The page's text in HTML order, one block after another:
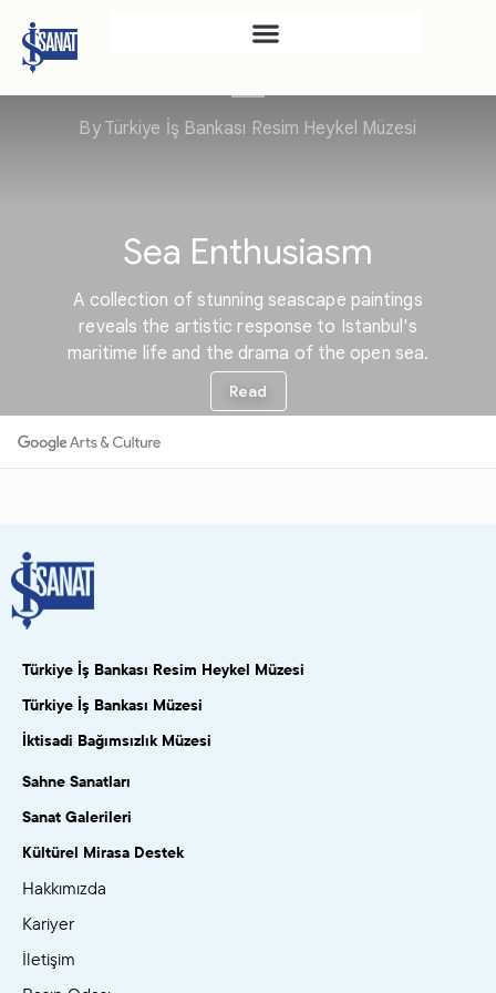
TÜRKIYE İŞ BANKASI
İKTISADI BAĞIMSIZLIK
MÜZESI
ATATÜRK KÜTÜPHANESI
SANAT GALERILERI
KÜLTÜREL MIRASA
Türkiye İş Bankası Resim Heykel Müzesi
Türkiye İş Bankası Müzesi
İktisadi Bağımsızlık Müzesi
Sahne Sanatları
Sanat Galerileri
Kültürel Mirasa Destek
Hakkımızda
Kariyer
İletişim